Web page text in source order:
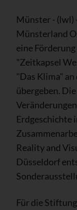
Münster - (lwl)
Münsterland
eine
"Zeitkapsel
"Das Klima"
übergeben.
Erdgeschichte
Reality and
Düsseldorf
Für die